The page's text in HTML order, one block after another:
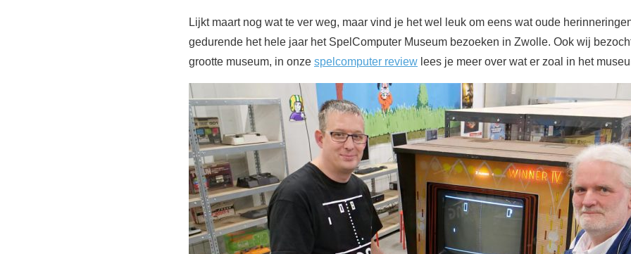
Lijkt maart nog wat te ver weg, maar vind je het wel leuk om eens wat oude
gedurende het hele jaar het SpelComputer Museum bezoeken in Zwolle. Ook wij
grootte museum, in onze spelcomputer review lees je meer over wat er zoal in het